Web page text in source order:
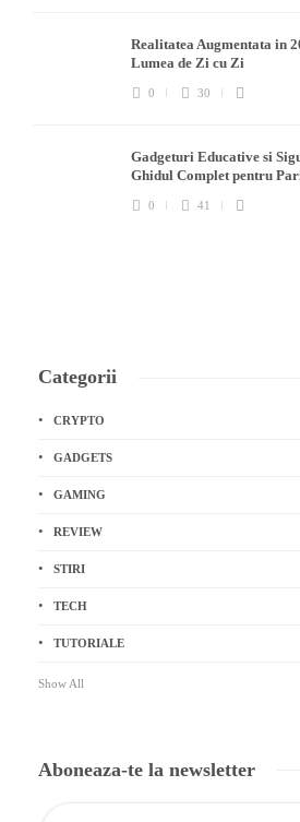
Realitatea Augmentata in
Lumea de Zi cu Zi
0 30
Gadgeturi Educative si
Ghidul Complet pentru
0 41
Categorii
CRYPTO
GADGETS
GAMING
REVIEW
STIRI
TECH
TUTORIALE
Show All
Aboneaza-te la newsletter